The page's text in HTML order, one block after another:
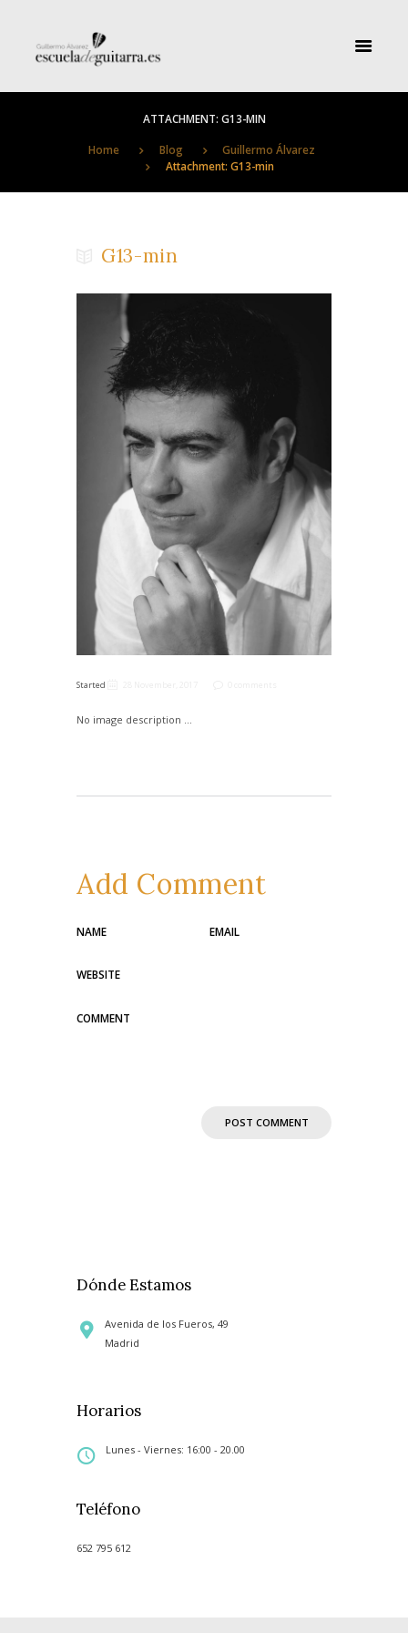
ATTACHMENT: G13-MIN
Home Blog
Guillermo Álvarez
Attachment: G13-min
G13-min
Started
No image description ...
Add Comment
Dónde Estamos
Avenida de los Fueros, 49
Madrid
Horarios
Lunes - Viernes: 16:00 - 20.00
Teléfono
652 795 612